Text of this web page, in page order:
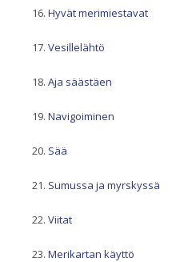
Hyvät merimiestavat
Vesillelähtö
Aja säästäen
Navigoiminen
Sää
Sumussa ja myrskyssä
Viitat
Merikartan käyttö